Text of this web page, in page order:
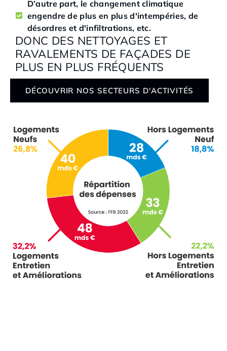
D’autre part, le changement climatique
engendre de plus en plus d'intempéries, de
désordres et d'infiltrations, etc.
DONC DES NETTOYAGES ET
RAVALEMENTS DE FAÇADES DE
PLUS EN PLUS FRÉQUENTS
DÉCOUVRIR NOS SECTEURS D'ACTIVITÉS